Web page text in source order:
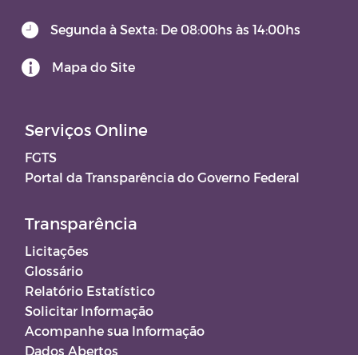
Segunda à Sexta: De 08:00hs às 14:00hs
Mapa do Site
Serviços Online
FGTS
Portal da Transparência do Governo Federal
Transparência
Licitações
Glossário
Relatório Estatístico
Solicitar Informação
Acompanhe sua Informação
Dados Abertos